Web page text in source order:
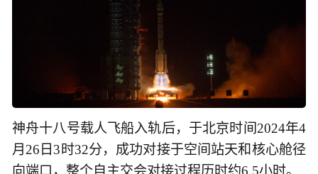
神舟十八号载人飞船入轨后，于北京时间2024年4
月26日3时32分，成功对接于空间站天和核心舱径
向端口，整个自主交会对接过程历时约6.5小时。